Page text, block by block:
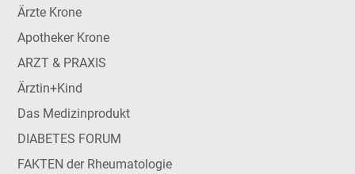
Ärzte Krone
Apotheker Krone
ARZT & PRAXIS
Ärztin+Kind
Das Medizinprodukt
DIABETES FORUM
FAKTEN der Rheumatologie